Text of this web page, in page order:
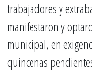
trabajadores y
manifestaron y
municipal, en
quincenas